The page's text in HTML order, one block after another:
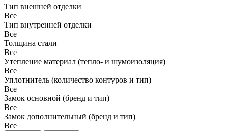
Тип внешней отделки
Все
Тип внутренней отделки
Все
Толщина стали
Все
Утепление материал (тепло- и шумоизоляция)
Все
Уплотнитель (количество контуров и тип)
Все
Замок основной (бренд и тип)
Все
Замок дополнительный (бренд и тип)
Все